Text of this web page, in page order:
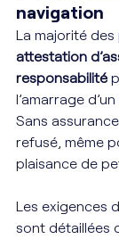
navigation
La majorité
attestation
responsabilité
l’amarrage
Sans
refusé, même
plaisance de
Les exigences
sont détaillées